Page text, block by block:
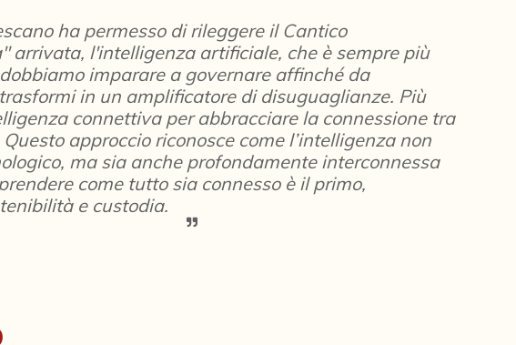
ha permesso di rileggere il Cantico
arrivata, l'intelligenza artificiale, che è sempre più
imparare a governare affinché da
in un amplificatore di disuguaglianze. Più
connettiva per abbracciare la connessione tra
approccio riconosce come l’intelligenza non
ma sia anche profondamente interconnessa
come tutto sia connesso è il primo,
e custodia.